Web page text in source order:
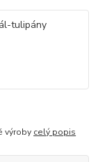
výroby celý popis